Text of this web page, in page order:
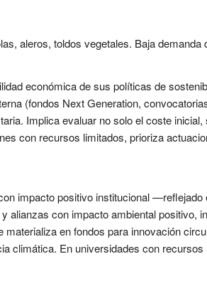
aleros, toldos vegetales. Baja
económica de sus políticas de
(fondos Next Generation,
Implica evaluar no solo el coste
con recursos limitados, prioriza
impacto positivo institucional
con impacto ambiental positivo,
en fondos para innovación
climática. En universidades con